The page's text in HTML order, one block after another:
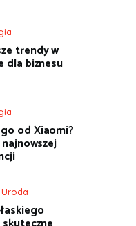
trendy w
dla biznesu
od Xiaomi?